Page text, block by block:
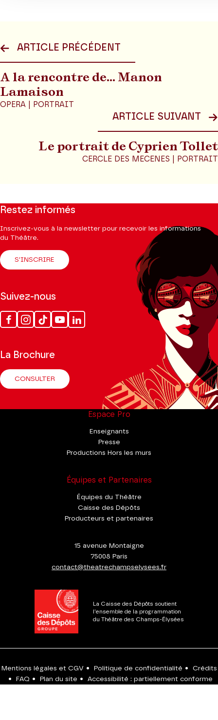
ARTICLE PRÉCÉDENT
A la rencontre de... Manon
Lamaison
OPERA | PORTRAIT
ARTICLE SUIVANT
Le portrait de Cyprien Tollet
CERCLE DES MECENES | PORTRAIT
Restez informés
Inscrivez-vous à la newsletter pour recevoir les informations
du Théâtre.
S'INSCRIRE
Suivez-nous
FacebookInstagram
Tik
Tok
YoutubeLinkedin
La Brochure
CONSULTER
Espace Pro
Enseignants
Presse
Productions Hors les murs
Équipes et Partenaires
Équipes du Théâtre
Caisse des Dépôts
Producteurs et partenaires
15 avenue Montaigne
75008 Paris
contact@theatrechampselysees.fr
La Caisse des Dépôts soutient
l'ensemble de la programmation
du Théâtre des Champs-Élysées
Mentions légales et CGV • Politique de confidentialité •
Crédits
•
FAQ • Plan du site • Accessibilité : partiellement conforme